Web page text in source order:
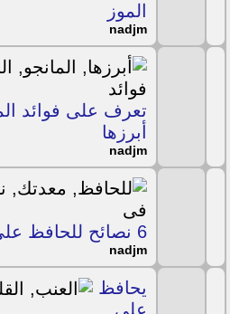
الموز
nadjm
تعرف على فوائد
أبرزها
nadjm
6 نصائح للحافظ على صحة معدتك فى الصيف.. تعرف عليها
nadjm
يحافظ
على